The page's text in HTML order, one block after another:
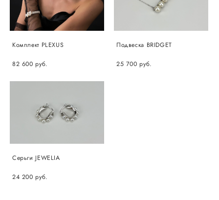
Комплект PLEXUS
82 600 pуб.
Подвеска BRIDGET
25 700 pуб.
Серьги JEWELIA
24 200 pуб.